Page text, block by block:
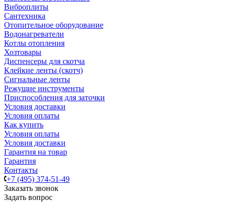
Виброплиты
Сантехника
Отопительное оборудование
Водонагреватели
Котлы отопления
Хозтовары
Диспенсеры для скотча
Клейкие ленты (скотч)
Сигнальные ленты
Режущие инструменты
Приспособления для заточки
Условия доставки
Условия оплаты
Как купить
Условия оплаты
Условия доставки
Гарантия на товар
Гарантия
Контакты
+7 (495) 374-51-49
Заказать звонок
Задать вопрос